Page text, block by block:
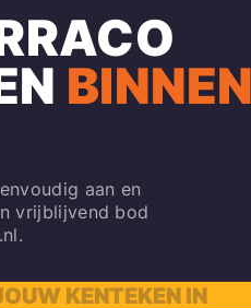
aan en
vrijblijvend bod